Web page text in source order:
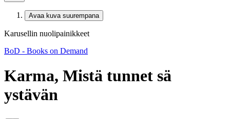
Avaa kuva suurempana
Karusellin nuolipainikkeet
BoD - Books on Demand
Karma, Mistä tunnet sä
ystävän